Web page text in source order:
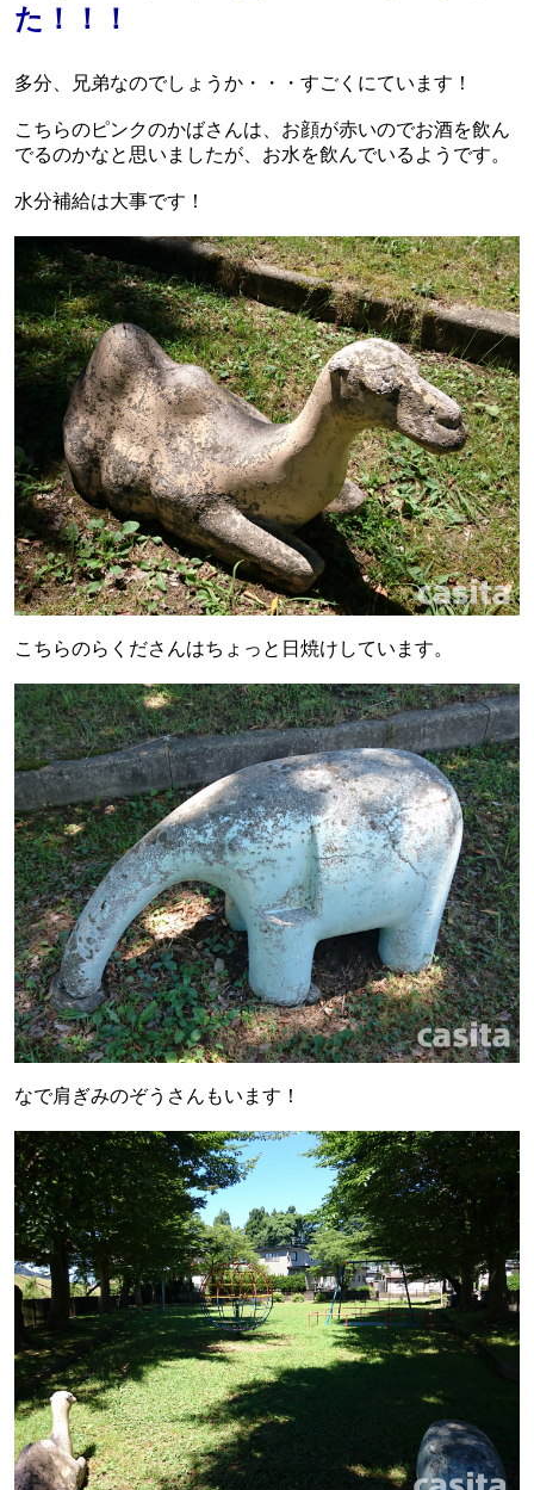
た！！！
多分、兄弟なのでしょうか・・・すごくにています！
こちらのピンクのかばさんは、お顔が赤いのでお酒を飲ん
でるのかなと思いましたが、お水を飲んでいるようです。
水分補給は大事です！
こちらのらくださんはちょっと日焼けしています。
なで肩ぎみのぞうさんもいます！